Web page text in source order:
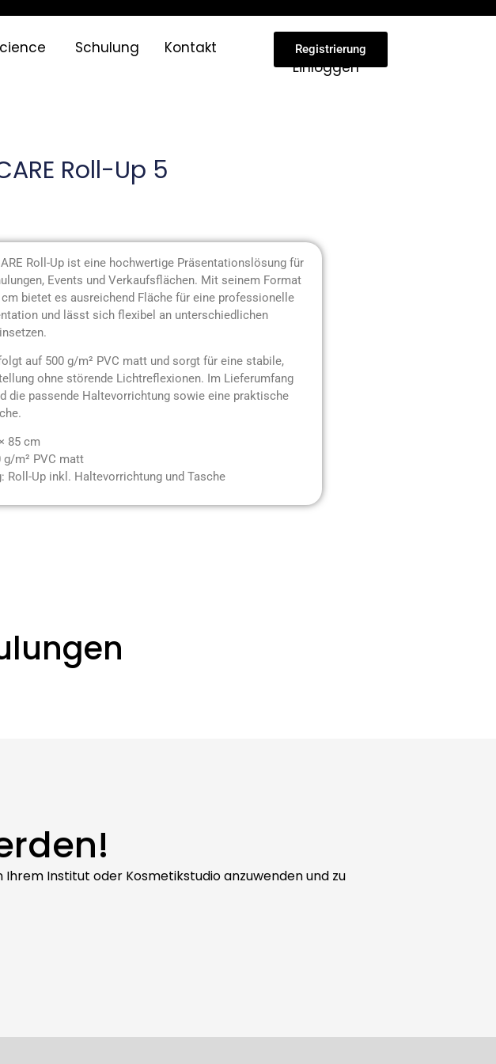
Schulung Kontakt Registrierung
Einloggen
Roll-Up 5
Roll-Up ist eine hochwertige Präsentationslösung für
Events und Verkaufsflächen. Mit seinem Format
bietet es ausreichend Fläche für eine professionelle
und lässt sich flexibel an unterschiedlichen
auf 500 g/m² PVC matt und sorgt für eine stabile,
ohne störende Lichtreflexionen. Im Lieferumfang
die passende Haltevorrichtung sowie eine praktische
85 cm
g/m² PVC matt
Roll-Up inkl. Haltevorrichtung und Tasche
Institut oder Kosmetikstudio anzuwenden und zu